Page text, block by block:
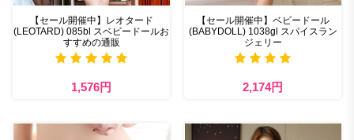
【セール開催中】レオタード
(LEOTARD) 085bl スベビードールお
すすめの通販
1,576円
【セール開催中】ベビードール
(BABYDOLL) 1038gl スパイスラン
ジェリー
2,174円